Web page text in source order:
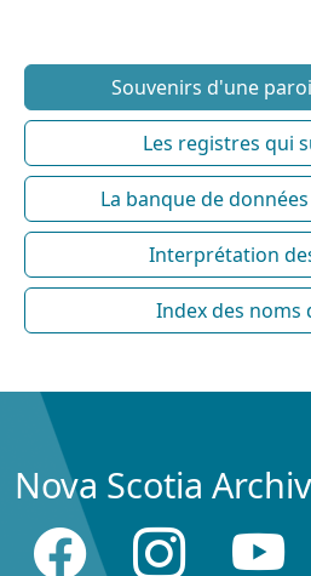
Souvenirs d'une
Les registres qui
La banque de
Interprétation
Index des noms
Nova Scotia